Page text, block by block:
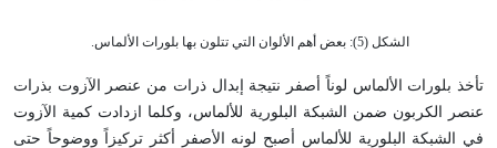
الشكل (5): بعض أهم الألوان التي تتلون بها بلورات الألماس.
تأخذ بلورات الألماس لوناً أصفر نتيجة إبدال ذرات من عنصر الآزوت بذرات
عنصر الكربون ضمن الشبكة البلورية للألماس، وكلما ازدادت كمية الآزوت
في الشبكة البلورية للألماس أصبح لونه الأصفر أكثر تركيزاً ووضوحاً حتى